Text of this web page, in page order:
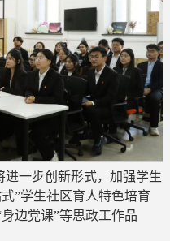
一步创新形式，加强学生
”学生社区育人特色培育
边党课”等思政工作品